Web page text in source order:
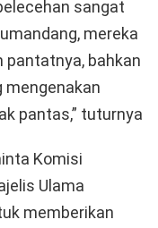
sangat
mereka
pantatnya, bahkan
mengenakan
pantas,” tuturnya
Komisi
Ulama
memberikan